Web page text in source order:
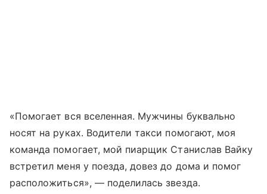
«Помогает вся вселенная. Мужчины буквально
носят на руках. Водители такси помогают, моя
команда помогает, мой пиарщик Станислав Вайку
встретил меня у поезда, довез до дома и помог
расположиться», — поделилась звезда.